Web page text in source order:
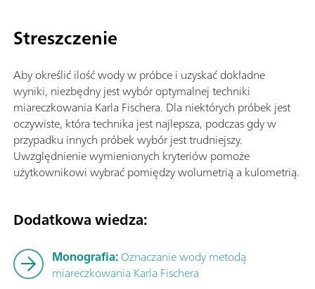
Streszczenie
Aby określić ilość wody w próbce i uzyskać dokładne
wyniki, niezbędny jest wybór optymalnej techniki
miareczkowania Karla Fischera. Dla niektórych próbek jest
oczywiste, która technika jest najlepsza, podczas gdy w
przypadku innych próbek wybór jest trudniejszy.
Uwzględnienie wymienionych kryteriów pomoże
użytkownikowi wybrać pomiędzy wolumetrią a kulometrią.
Dodatkowa wiedza:
Monografia:Oznaczanie wody metodą
miareczkowania Karla Fischera